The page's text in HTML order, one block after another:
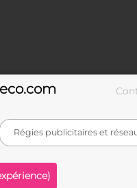
Régies publicitaires et